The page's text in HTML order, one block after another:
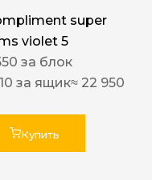
super
violet 5
за блок
за ящик≈ 22 950
Купить